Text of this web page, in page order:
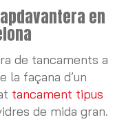
en
de tancaments a
la façana d’un
tancament tipus
de mida gran.